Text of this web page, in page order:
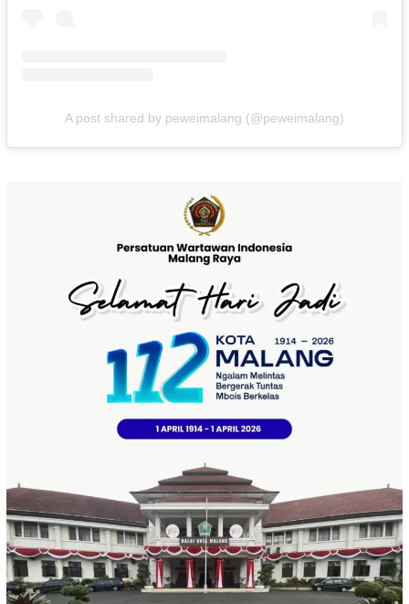
A post shared by peweimalang (@peweimalang)